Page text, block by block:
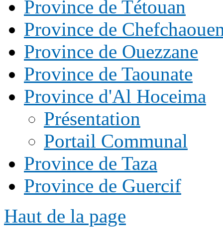
Province de Tétouan
Province de
Province de Ouezzane
Province de Taounate
Province d'Al Hoceima
Présentation
Portail Communal
Province de Taza
Province de Guercif
Haut de la page